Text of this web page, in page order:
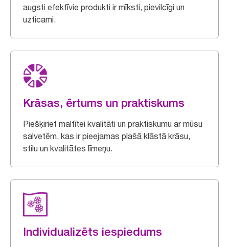
augsti efektīvie produkti ir mīksti, pievilcīgi un
uzticami.
Krāsas, ērtums un praktiskums
Piešķiriet maltītei kvalitāti un praktiskumu ar mūsu
salvetēm, kas ir pieejamas plašā klāstā krāsu,
stilu un kvalitātes līmeņu.
Individualizēts iespiedums